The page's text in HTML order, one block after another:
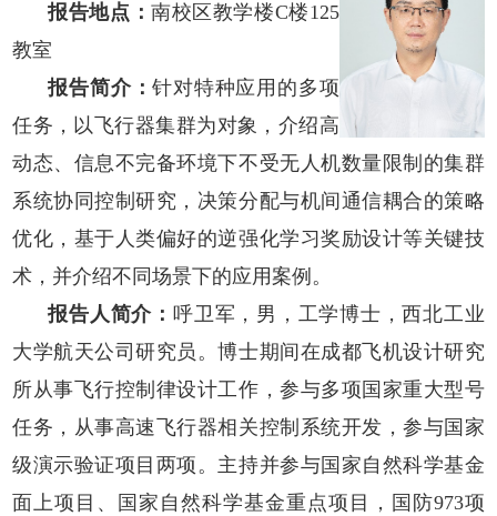
报告地点：南校区教学楼C楼125
教室
报告简介：针对特种应用的多项
任务，以飞行器集群为对象，介绍高
动态、信息不完备环境下不受无人机数量限制的集群
系统协同控制研究，决策分配与机间通信耦合的策略
优化，基于人类偏好的逆强化学习奖励设计等关键技
术，并介绍不同场景下的应用案例。
报告人简介： 呼卫军，男，工学博士，西北工业
大学航天公司研究员。博士期间在成都飞机设计研究
所从事飞行控制律设计工作，参与多项国家重大型号
任务，从事高速飞行器相关控制系统开发，参与国家
级演示验证项目两项。主持并参与国家自然科学基金
面上项目、国家自然科学基金重点项目，国防973项